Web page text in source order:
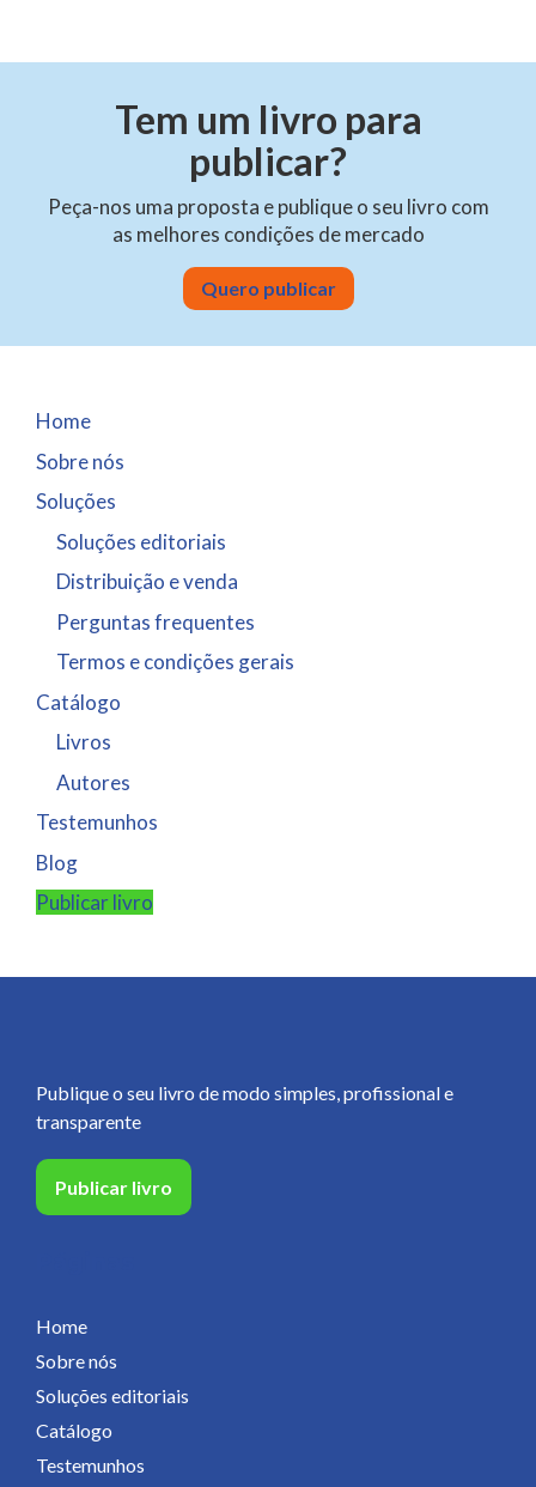
Tem um livro para
publicar?
Peça-nos uma proposta e publique o seu livro com
as melhores condições de mercado
Quero publicar
Home
Sobre nós
Soluções
Soluções editoriais
Distribuição e venda
Perguntas frequentes
Termos e condições gerais
Catálogo
Livros
Autores
Testemunhos
Blog
Publicar livro
Publique o seu livro de modo simples, profissional e
transparente
Publicar livro
Home
Sobre nós
Soluções editoriais
Catálogo
Testemunhos